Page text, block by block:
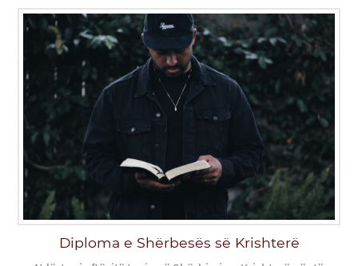
Diploma e Shërbesës së Krishterë